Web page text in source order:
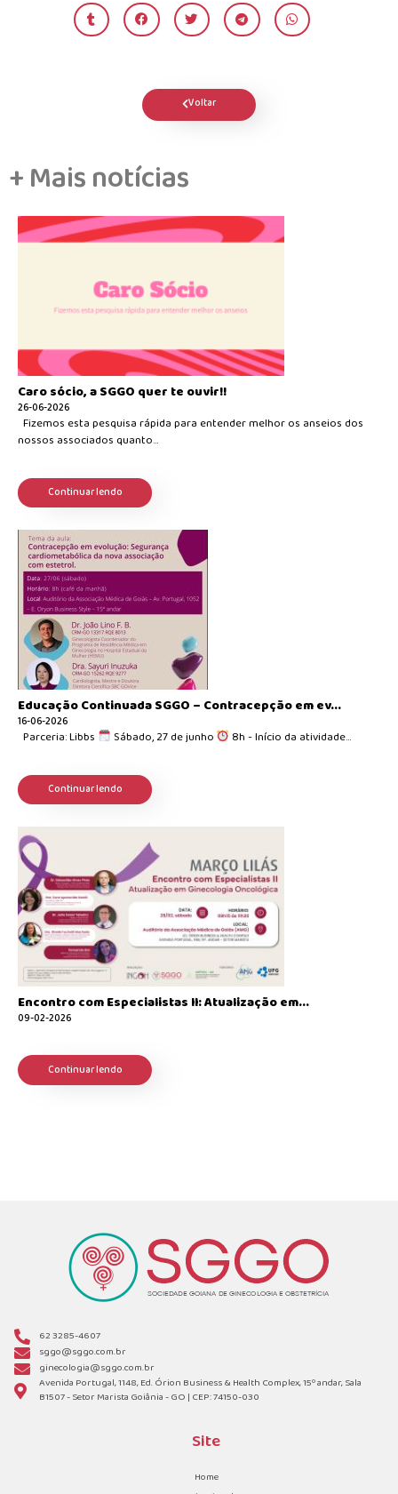
Voltar
+ Mais notícias
Caro sócio, a SGGO quer te ouvir!!
26-06-2026
Fizemos esta pesquisa rápida para entender melhor os anseios dos
nossos associados quanto...
Continuar lendo
Educação Continuada SGGO – Contracepção em ev...
16-06-2026
Parceria: Libbs Sábado, 27 de junho 8h - Início da atividade...
Continuar lendo
Encontro com Especialistas II: Atualização em...
09-02-2026
Continuar lendo
62 3285-4607
sggo@sggo.com.br
ginecologia@sggo.com.br
Avenida Portugal, 1148, Ed. Órion Business & Health Complex, 15º andar, Sala
B1507 - Setor Marista Goiânia - GO | CEP: 74150-030
Site
Home